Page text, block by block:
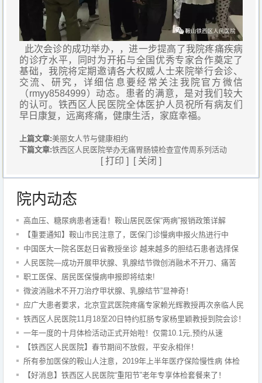
此次会诊的成功举办，，进一步提高了我院疼痛疾病
的诊疗水平，同时为开拓与全国优秀专家合作奠定了
基础，我院将定期邀请各大权威人士来院举行会诊、
交流、研究，详细信息要经常关注我院官方微信
（rmyy8584999）动态。患者的满意，是对我们较大
的认可。铁西区人民医院全体医护人员祝所有病友们
早日康复，远离疼痛，健康生活，家庭幸福。
上篇文章:美丽女人节与健康相约
下篇文章:铁西区人民医院举办无痛胃肠镜检查宣传周系列活动
[打印 ] [ 关闭 ]
院内动态
高血压、糖尿病患者速看！鞍山居民医保“两病”报销政策详解
【重要通知】鞍山市民注意了，医保门诊慢病申报火热进行中
中国医大一院名医赵日省教授坐诊 越来越多的胆结石患者选择保
胆取石！
人民医院—成功开展甲状腺、乳腺结节微创消融术不开刀、痛苦
小。职工医保、居民医保慢病申报即将结束!
微波消融术不开刀治疗甲状腺、乳腺结节”显神奇！
应广大患者要求，北京宣武医院疼痛专家赖光辉教授再次亲临人民
医院。
铁西区人民医院11月18至20日特约肛肠专家杨里颖教授到院会诊！
一年一度的十月体检活动正式开始啦！仅需10.1元,预约从速
【铁西区人民医院】春节期间不放假，平安永相伴！
所有参加医保的鞍山人注意，2019年上半年医疗保险慢性病 体检
认证工作开始了！
【好消息】铁西区人民医院“重阳节”老年专享体检套餐来了！